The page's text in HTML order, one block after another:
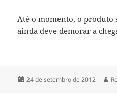
Até o momento, o produto
ainda deve demorar a
Publicado
24 de setembro de 2012